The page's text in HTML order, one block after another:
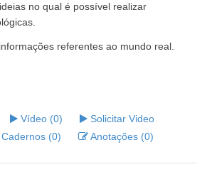
no qual é possível realizar
referentes ao mundo real.
Vídeo (0)
Solicitar Video
Cadernos (0)
Anotações (0)